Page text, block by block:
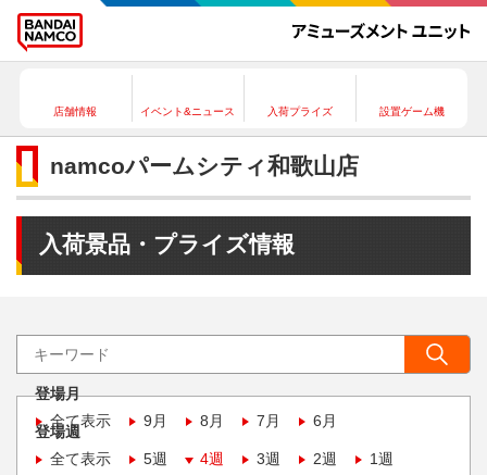
店舗情報 イベント&ニュース 入荷プライズ 設置ゲーム機
namcoパームシティ和歌山店
入荷景品・プライズ情報
登場月
全て表示
9月 8月 7月 6月
登場週
全て表示
5週 4週 3週 2週 1週